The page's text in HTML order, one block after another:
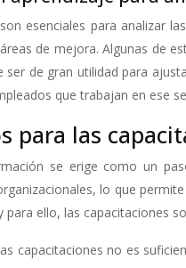
esenciales para analizar
de mejora. Algunas de
de gran utilidad para
que trabajan en ese
para las
se erige como un
lo que
ello, las capacitaciones
capacitaciones no es